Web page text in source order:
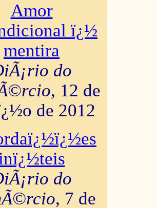
Amor
ï¿½
mentira
do
, 12 de
de 2012
do
, 7 de